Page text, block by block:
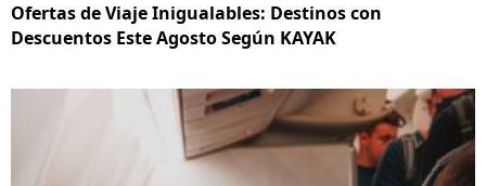
Ofertas de Viaje Inigualables: Destinos con
Descuentos Este Agosto Según KAYAK